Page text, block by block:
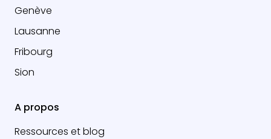
Genève
Lausanne
Fribourg
Sion
A propos
Ressources et blog